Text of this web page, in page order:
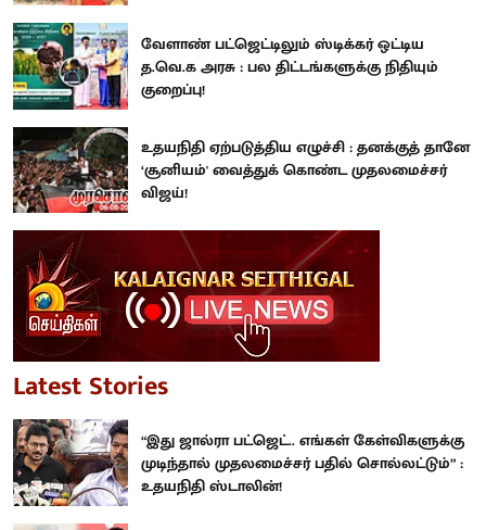
வேளாண் பட்ஜெட்டிலும் ஸ்டிக்கர் ஒட்டிய
த.வெ.க அரசு : பல திட்டங்களுக்கு நிதியும்
குறைப்பு!
உதயநிதி ஏற்படுத்திய எழுச்சி : தனக்குத் தானே
‘சூனியம்' வைத்துக் கொண்ட முதலமைச்சர்
விஜய்!
Latest Stories
“இது ஜால்ரா பட்ஜெட்.. எங்கள் கேள்விகளுக்கு
முடிந்தால் முதலமைச்சர் பதில் சொல்லட்டும்” :
உதயநிதி ஸ்டாலின்!